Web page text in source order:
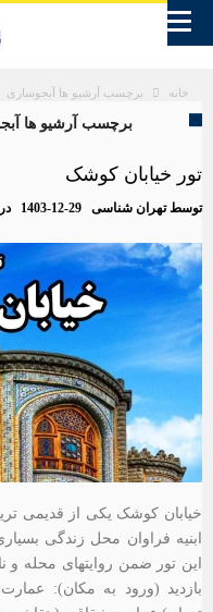
خانه برچسب آرشیو ها آبجوسازی
برچسب آرشیو ها
تور خیابان کوشک
توسطتهران شناسی 1403-12-29
خیابان کوشک یکی از قدیمی
ابنیه فراوان محل زندگی
این تور ضمن روایتهای محله و
بازدید (ورود به مکان):